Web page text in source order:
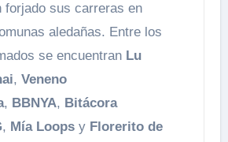
forjado sus carreras en
aledañas. Entre los
se encuentran Lu
, Veneno
, BBNYA, Bitácora
, Mía Loopsy Florerito de